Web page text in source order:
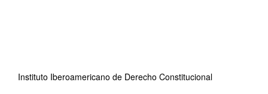
Instituto Iberoamericano de Derecho Constitucional